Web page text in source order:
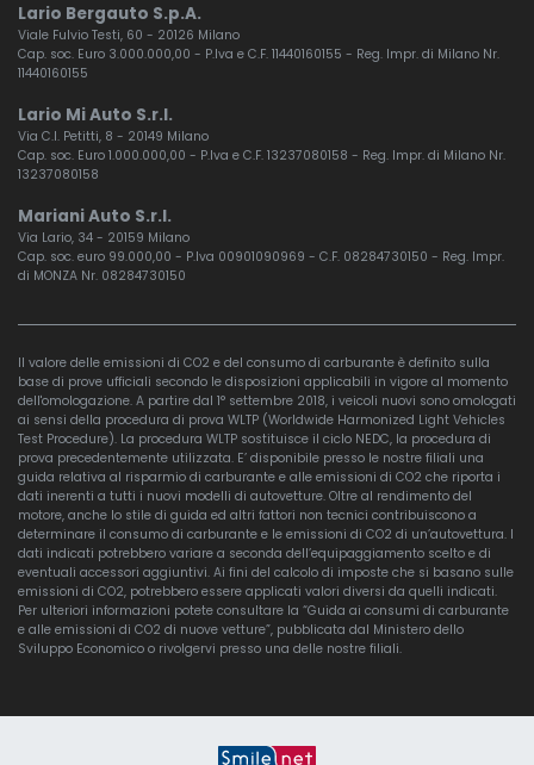
Lario Bergauto S.p.A.
Viale Fulvio Testi, 60 - 20126 Milano
Cap. soc. Euro 3.000.000,00 - P.Iva e C.F. 11440160155 - Reg. Impr. di Milano Nr.
11440160155
Lario Mi Auto S.r.l.
Via C.I. Petitti, 8 - 20149 Milano
Cap. soc. Euro 1.000.000,00 - P.Iva e C.F. 13237080158 - Reg. Impr. di Milano Nr.
13237080158
Mariani Auto S.r.l.
Via Lario, 34 - 20159 Milano
Cap. soc. euro 99.000,00 - P.Iva 00901090969 - C.F. 08284730150 - Reg. Impr.
di MONZA Nr. 08284730150
Il valore delle emissioni di CO2 e del consumo di carburante è definito sulla
base di prove ufficiali secondo le disposizioni applicabili in vigore al momento
dell'omologazione. A partire dal 1° settembre 2018, i veicoli nuovi sono omologati
ai sensi della procedura di prova WLTP (Worldwide Harmonized Light Vehicles
Test Procedure). La procedura WLTP sostituisce il ciclo NEDC, la procedura di
prova precedentemente utilizzata. E’ disponibile presso le nostre filiali una
guida relativa al risparmio di carburante e alle emissioni di CO2 che riporta i
dati inerenti a tutti i nuovi modelli di autovetture. Oltre al rendimento del
motore, anche lo stile di guida ed altri fattori non tecnici contribuiscono a
determinare il consumo di carburante e le emissioni di CO2 di un’autovettura. I
dati indicati potrebbero variare a seconda dell’equipaggiamento scelto e di
eventuali accessori aggiuntivi. Ai fini del calcolo di imposte che si basano sulle
emissioni di CO2, potrebbero essere applicati valori diversi da quelli indicati.
Per ulteriori informazioni potete consultare la “Guida ai consumi di carburante
e alle emissioni di CO2 di nuove vetture”, pubblicata dal Ministero dello
Sviluppo Economico o rivolgervi presso una delle nostre filiali.